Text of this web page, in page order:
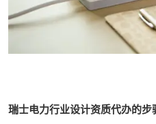
瑞士电力行业设计资质代办的步